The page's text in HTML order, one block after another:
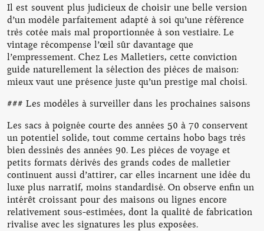
Il est souvent plus judicieux de choisir une belle version
d’un modèle parfaitement adapté à soi qu’une référence
très cotée mais mal proportionnée à son vestiaire. Le
vintage récompense l’œil sûr davantage que
l’empressement. Chez Les Malletiers, cette conviction
guide naturellement la sélection des pièces de maison:
mieux vaut une présence juste qu’un prestige mal choisi.
### Les modèles à surveiller dans les prochaines saisons
Les sacs à poignée courte des années 50 à 70 conservent
un potentiel solide, tout comme certains hobo bags très
bien dessinés des années 90. Les pièces de voyage et
petits formats dérivés des grands codes de malletier
continuent aussi d’attirer, car elles incarnent une idée du
luxe plus narratif, moins standardisé. On observe enfin un
intérêt croissant pour des maisons ou lignes encore
relativement sous-estimées, dont la qualité de fabrication
rivalise avec les signatures les plus exposées.